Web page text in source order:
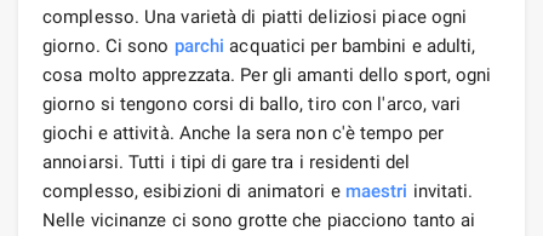
complesso. Una varietà di piatti deliziosi piace ogni
giorno. Ci sono parchi acquatici per bambini e adulti,
cosa molto apprezzata. Per gli amanti dello sport, ogni
giorno si tengono corsi di ballo, tiro con l'arco, vari
giochi e attività. Anche la sera non c'è tempo per
annoiarsi. Tutti i tipi di gare tra i residenti del
complesso, esibizioni di animatori e maestri invitati.
Nelle vicinanze ci sono grotte che piacciono tanto ai